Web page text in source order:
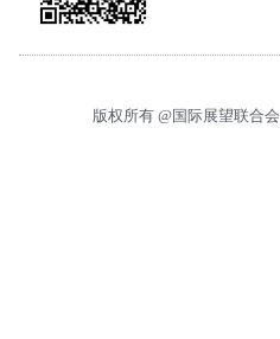
版权所有 @国际展望联合会